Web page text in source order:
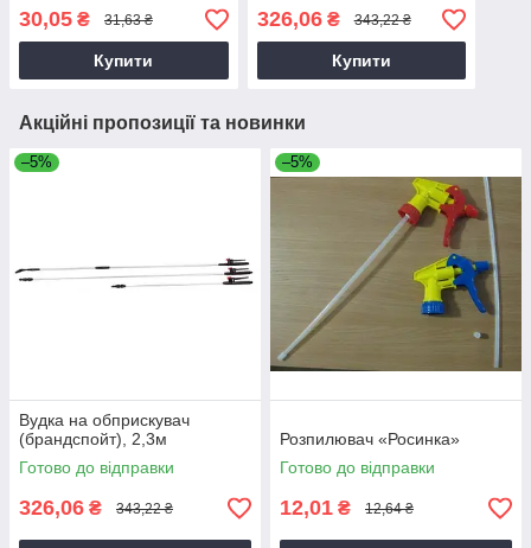
30,05 ₴ 31,63 ₴
Купити
326,06₴ 343,22 ₴
Купити
Акційні пропозиції та новинки
–5%
Вудка на обприскувач
(брандспойт), 2,3м
Готово до відправки
326,06 ₴ 343,22 ₴
–5%
Розпилювач «Росинка»
Готово до відправки
12,01 ₴ 12,64 ₴